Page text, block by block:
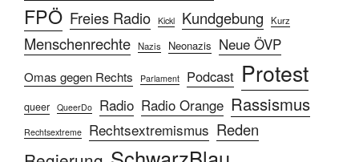
FPÖ Freies Radio Kickl Kundgebung Kurz
Menschenrechte Nazis Neonazis Neue ÖVP
Omas gegen Rechts Parlament Podcast Protest
queer QueerDo Radio Radio Orange Rassismus
Rechtsextreme Rechtsextremismus Reden